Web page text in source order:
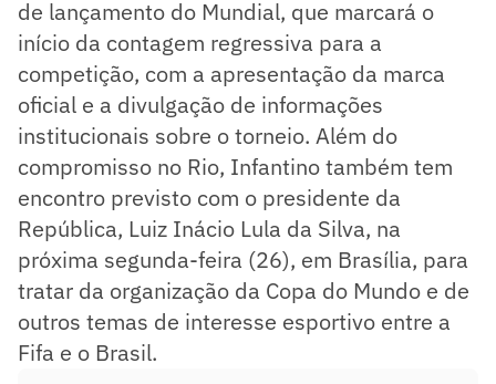
de lançamento do Mundial, que marcará o
início da contagem regressiva para a
competição, com a apresentação da marca
oficial e a divulgação de informações
institucionais sobre o torneio. Além do
compromisso no Rio, Infantino também tem
encontro previsto com o presidente da
República, Luiz Inácio Lula da Silva, na
próxima segunda-feira (26), em Brasília, para
tratar da organização da Copa do Mundo e de
outros temas de interesse esportivo entre a
Fifa e o Brasil.